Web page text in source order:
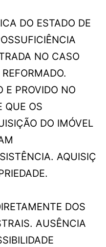
DO ESTADO DE
NO CASO
E PROVIDO NO
QUE OS
DO IMÓVEL
AQUISIÇ
DOS
AUSÊNCIA